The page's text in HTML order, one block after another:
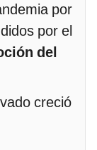
por
por el
del